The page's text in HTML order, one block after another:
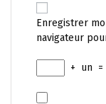
Enregistrer
navigateur
+ un =